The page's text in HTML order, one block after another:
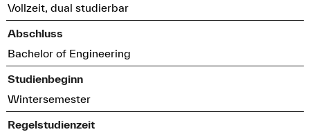
Vollzeit, dual studierbar
Abschluss
Bachelor of Engineering
Studienbeginn
Wintersemester
Regelstudienzeit